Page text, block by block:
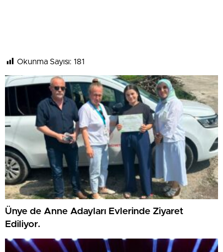
Okunma Sayısı: 181
Ünye de Anne Adayları Evlerinde Ziyaret
Ediliyor.